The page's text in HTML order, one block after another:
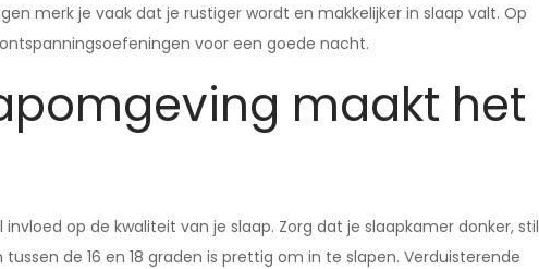
merk je vaak dat je rustiger wordt en makkelijker in slaap valt. Op
voor een goede nacht.
maakt het
op de kwaliteit van je slaap. Zorg dat je slaapkamer donker, stil
de 16 en 18 graden is prettig om in te slapen. Verduisterende